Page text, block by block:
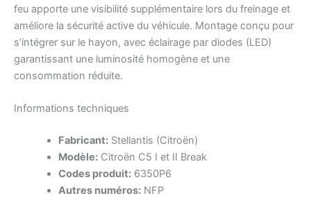
feu apporte une visibilité supplémentaire lors du freinage et
améliore la sécurité active du véhicule. Montage conçu pour
s’intégrer sur le hayon, avec éclairage par diodes (LED)
garantissant une luminosité homogène et une
consommation réduite.
Informations techniques
Fabricant:Stellantis (Citroën)
Modèle:Citroën C5 I et II Break
Codes produit:6350P6
Autres numéros:NFP